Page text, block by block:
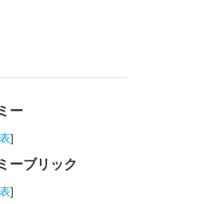
ー
]
ーブリック
]